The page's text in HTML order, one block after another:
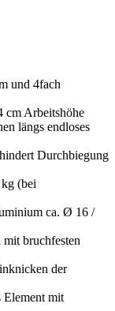
und 4fach
cm Arbeitshöhe
längs endloses
Durchbiegung
(bei
ca. Ø 16 /
bruchfesten
der
Element mit